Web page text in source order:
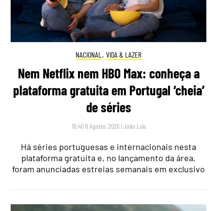
NACIONAL , VIDA & LAZER
Nem Netflix nem HBO Max: conheça a
plataforma gratuita em Portugal ‘cheia’
de séries
16:40 6 Agosto, 2026 |João Luís
Há séries portuguesas e internacionais nesta
plataforma gratuita e, no lançamento da área,
foram anunciadas estreias semanais em exclusivo